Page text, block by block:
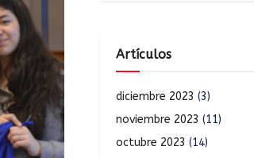
Artículos
diciembre 2023 (3)
noviembre 2023 (11)
octubre 2023 (14)